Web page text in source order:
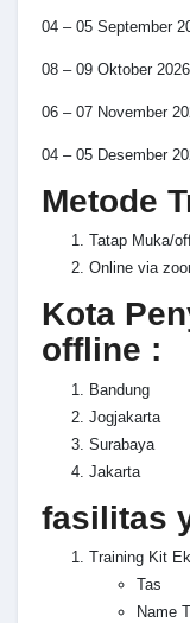
04 – 05 September
08 – 09 Oktober
06 – 07 November
04 – 05 Desember
Metode
Tatap Muka/
Online via
Kota
offline :
Bandung
Jogjakarta
Surabaya
Jakarta
fasilitas
Training Kit
Tas
Name